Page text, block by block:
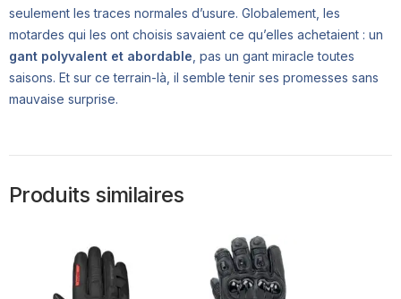
seulement les traces normales d’usure. Globalement, les
motardes qui les ont choisis savaient ce qu’elles achetaient : un
gant polyvalent et abordable , pas un gant miracle toutes
saisons. Et sur ce terrain-là, il semble tenir ses promesses sans
mauvaise surprise.
Produits similaires